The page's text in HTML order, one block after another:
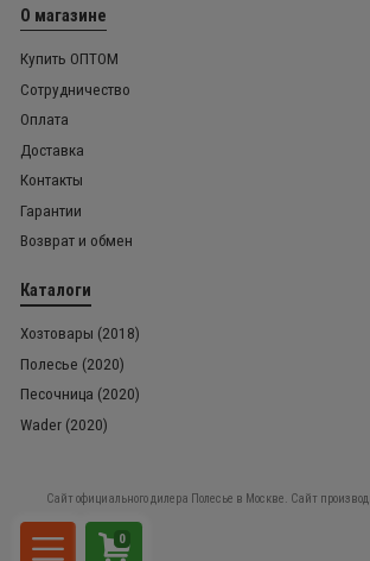
О магазине
Купить ОПТОМ
Сотрудничество
Оплата
Доставка
Контакты
Гарантии
Возврат и обмен
Каталоги
Хозтовары (2018)
Полесье (2020)
Песочница (2020)
Wader (2020)
Сайт официального дилера Полесье в Москве. Сайт
0